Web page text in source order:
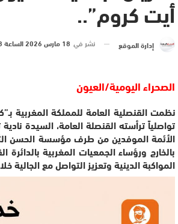
أيت كروم”..
إدارة الموقع نشر في 18 مارس 2026 الساعة 23 و 42 دقيقة
الصحراء اليومية/العيون
نظمت القنصلية العامة للمملكة المغربية بـ”
تواصلياً ترأسته القنصلة العامة، السيدة
الأئمة الموفدين من طرفمؤسسة الحسن
بالخارج ورؤساء الجمعيات المغربية بالدائرة
المواكبة الدينية وتعزيز التواصل مع الجالية